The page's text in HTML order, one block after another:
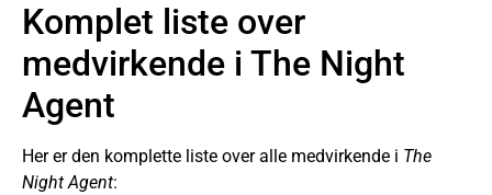
Komplet liste over
medvirkende i The Night
Agent
Her er den komplette liste over alle medvirkende i The
Night Agent: